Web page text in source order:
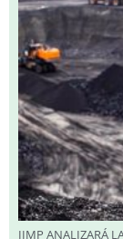
IIMP ANALIZARÁ